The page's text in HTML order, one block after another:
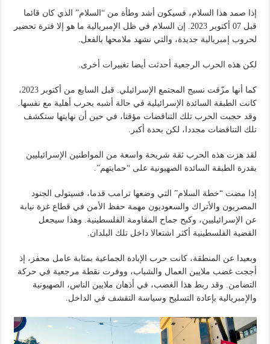
إذا صمد هذا السلام، فسيكون أشد وطأة من “السلام” الذي كان قائما
قبل 07 أكتوبر 2023. إن السلام في ظل الإمبريالية ما هو إلا فترة تحضير
لحروب إمبريالية جديدة، والتي نشهد ملامحها بالفعل.
لكن هذه الحرب الرجعية أحدثت أيضا تغييرات أخرى.
كما أنها مزّقت نسيج المجتمع الإسرائيلي. قبل السابع من أكتوبر 2023،
كانت الطبقة السائدة الإسرائيلية في حالة أشبه بحرب أهلية مع نفسها.
وقد حجبت الحرب تلك التناقضات مؤقتا، في حين أن نهايتها ستكشف
تلك التناقضات مجددا، لكن بحدة أكبر.
لقد هزت هذه الحرب ثقة شريحة واسعة من المواطنين الإسرائيليين
بقدرة الطبقة السائدة الصهيونية على “حمايتهم”.
إذا مضت “خطة السلام” التي وضعها ترامب قدما، فسيتولى الجنود
المصريون والأتراك والسعوديون مهمة حفظ الأمن في قطاع غزة نيابة
عن الإسرائيليين، وكبح جماح المقاومة الفلسطينية. وهذا سيجعل
القضية الفلسطينية أكثر اشتعالا داخل تلك البلدان.
وبعيدا عن المنطقة، كانت حرب الإبادة الجماعية بمثابة عامل محفز، إذ
أججت غضب ملايين العمال والشباب، ووفرت نقطة مرجعية في حركة
التضامن. وقد ربط هذا الغضب، في أذهان ملايين الناس، الصهيونية
والإمبريالية بإعادة التسليح وسياسة التقشف في الداخل.